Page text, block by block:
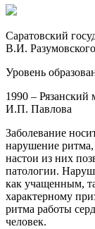
Саратовский
В.И.
Уровень
1990 –
И.П. Павлова
Заболевание
нарушение
настои из них
патологии.
как учащенным,
характерному
ритма работы
человек.